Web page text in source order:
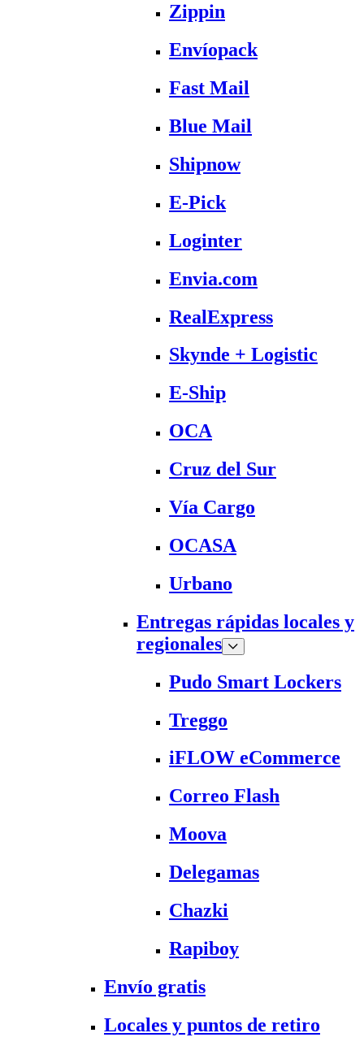
Zippin
Envíopack
Fast Mail
Blue Mail
Shipnow
E-Pick
Loginter
Envia.com
RealExpress
Skynde + Logistic
E-Ship
OCA
Cruz del Sur
Vía Cargo
OCASA
Urbano
Entregas rápidas locales y
regionales
Pudo Smart Lockers
Treggo
iFLOW eCommerce
Correo Flash
Moova
Delegamas
Chazki
Rapiboy
Envío gratis
Locales y puntos de retiro